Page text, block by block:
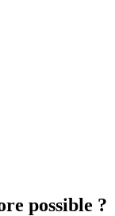
possible ?